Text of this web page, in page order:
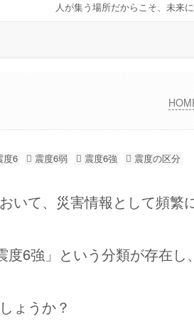
人が集う場所だからこそ、未来
度6 震度6弱 震度6強 震度の区分
いて、災害情報として頻繁
度6強」という分類が存在し
ょうか？